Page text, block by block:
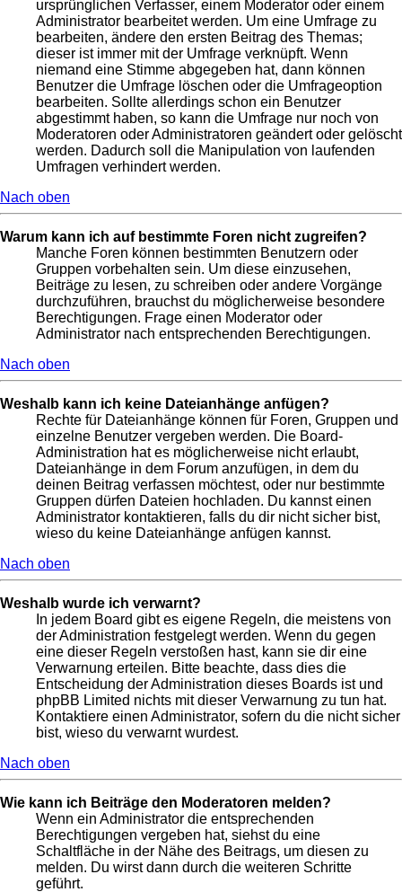
ursprünglichen Verfasser, einem Moderator oder einem
Administrator bearbeitet werden. Um eine Umfrage zu
bearbeiten, ändere den ersten Beitrag des Themas;
dieser ist immer mit der Umfrage verknüpft. Wenn
niemand eine Stimme abgegeben hat, dann können
Benutzer die Umfrage löschen oder die Umfrageoption
bearbeiten. Sollte allerdings schon ein Benutzer
abgestimmt haben, so kann die Umfrage nur noch von
Moderatoren oder Administratoren geändert oder gelöscht
werden. Dadurch soll die Manipulation von laufenden
Umfragen verhindert werden.
Nach oben
Warum kann ich auf bestimmte Foren nicht zugreifen?
Manche Foren können bestimmten Benutzern oder
Gruppen vorbehalten sein. Um diese einzusehen,
Beiträge zu lesen, zu schreiben oder andere Vorgänge
durchzuführen, brauchst du möglicherweise besondere
Berechtigungen. Frage einen Moderator oder
Administrator nach entsprechenden Berechtigungen.
Nach oben
Weshalb kann ich keine Dateianhänge anfügen?
Rechte für Dateianhänge können für Foren, Gruppen und
einzelne Benutzer vergeben werden. Die Board-
Administration hat es möglicherweise nicht erlaubt,
Dateianhänge in dem Forum anzufügen, in dem du
deinen Beitrag verfassen möchtest, oder nur bestimmte
Gruppen dürfen Dateien hochladen. Du kannst einen
Administrator kontaktieren, falls du dir nicht sicher bist,
wieso du keine Dateianhänge anfügen kannst.
Nach oben
Weshalb wurde ich verwarnt?
In jedem Board gibt es eigene Regeln, die meistens von
der Administration festgelegt werden. Wenn du gegen
eine dieser Regeln verstoßen hast, kann sie dir eine
Verwarnung erteilen. Bitte beachte, dass dies die
Entscheidung der Administration dieses Boards ist und
phpBB Limited nichts mit dieser Verwarnung zu tun hat.
Kontaktiere einen Administrator, sofern du die nicht sicher
bist, wieso du verwarnt wurdest.
Nach oben
Wie kann ich Beiträge den Moderatoren melden?
Wenn ein Administrator die entsprechenden
Berechtigungen vergeben hat, siehst du eine
Schaltfläche in der Nähe des Beitrags, um diesen zu
melden. Du wirst dann durch die weiteren Schritte
geführt.